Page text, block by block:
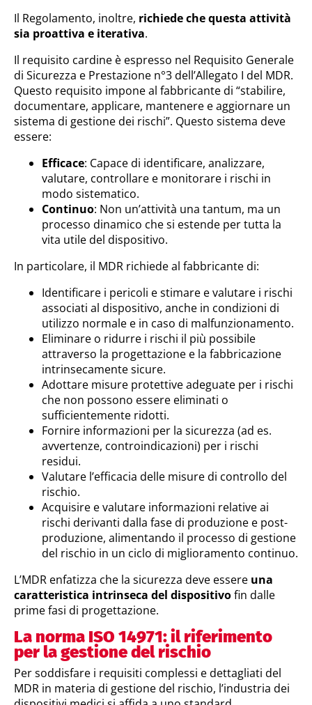
Il Regolamento, inoltre, richiede che questa attività
sia proattiva e iterativa.
Il requisito cardine è espresso nel Requisito Generale
di Sicurezza e Prestazione n°3 dell’Allegato I del MDR.
Questo requisito impone al fabbricante di “stabilire,
documentare, applicare, mantenere e aggiornare un
sistema di gestione dei rischi”. Questo sistema deve
essere:
Efficace: Capace di identificare, analizzare,
valutare, controllare e monitorare i rischi in
modo sistematico.
Continuo: Non un’attività una tantum, ma un
processo dinamico che si estende per tutta la
vita utile del dispositivo.
In particolare, il MDR richiede al fabbricante di:
Identificare i pericoli e stimare e valutare i rischi
associati al dispositivo, anche in condizioni di
utilizzo normale e in caso di malfunzionamento.
Eliminare o ridurre i rischi il più possibile
attraverso la progettazione e la fabbricazione
intrinsecamente sicure.
Adottare misure protettive adeguate per i rischi
che non possono essere eliminati o
sufficientemente ridotti.
Fornire informazioni per la sicurezza (ad es.
avvertenze, controindicazioni) per i rischi
residui.
Valutare l’efficacia delle misure di controllo del
rischio.
Acquisire e valutare informazioni relative ai
rischi derivanti dalla fase di produzione e post-
produzione, alimentando il processo di gestione
del rischio in un ciclo di miglioramento continuo.
L’MDR enfatizza che la sicurezza deve essere una
caratteristica intrinseca del dispositivofin dalle
prime fasi di progettazione.
La norma ISO 14971: il riferimento
per la gestione del rischio
Per soddisfare i requisiti complessi e dettagliati del
MDR in materia di gestione del rischio, l’industria dei